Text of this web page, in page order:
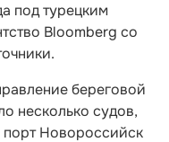
под турецким
Bloomberg со
береговой
несколько судов,
Новороссийск